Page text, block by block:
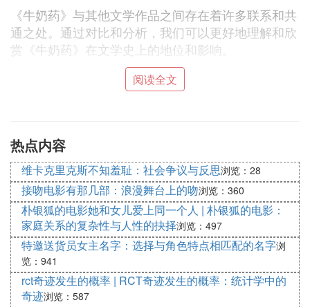
《牛奶药》与其他文学作品之间存在着许多联系和共
通之处。通过对比和分析，我们可以更好地理解和欣
赏《牛奶药》在文学史上的地位和影响。
分析碧姬莱尔在《牛奶药》中探讨的社会问
公，探讨了种族歧视、性别压迫和社会阶级差异等重
要的社会问题。这些问题在当今社会中仍然存在，并
值得我们深入思考和反思。
探讨《牛奶药》的文化背景和时代特点
碧姬莱尔的《牛奶药》所处的20世纪初美国，正是一
个充满变革和挑战的时代。通过研究作品的文化背景
和时代特点，我们能更好地理解和欣赏作品的内涵和
价值。
阅读全文
热点内容
维卡克里克斯不知羞耻：社会争议与反思浏览：28
接吻电影有那几部：浪漫舞台上的吻浏览：360
朴银狐的电影她和女儿爱上同一个人 | 朴银狐的电影：
家庭关系的复杂性与人性的抉择浏览：497
特邀送货员女主名字：选择与角色特点相匹配的名字浏
览：941
rct奇迹发生的概率 | RCT奇迹发生的概率：统计学中的
奇迹浏览：587